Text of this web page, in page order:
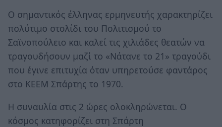
Ο σημαντικός έλληνας ερμηνευτής χαρακτηρίζει
πολύτιμο στολίδι του Πολιτισμού το
Σαϊνοπούλειο και καλεί τις χιλιάδες θεατών να
τραγουδήσουν μαζί το «Νάτανε το 21» τραγούδι
που έγινε επιτυχία όταν υπηρετούσε φαντάρος
στο ΚΕΕΜ Σπάρτης το 1970.
Η συναυλία στις 2 ώρες ολοκληρώνεται. Ο
κόσμος κατηφορίζει στη Σπάρτη